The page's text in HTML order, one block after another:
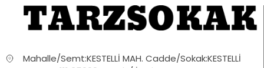
Mahalle/Semt:KESTELLİ MAH. Cadde/Sokak:KESTELLİ